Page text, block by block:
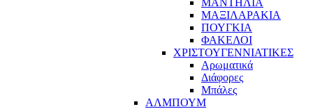
ΜΑΞΙΛΑΡΑΚΙΑ
ΠΟΥΓΚΙΑ
ΦΑΚΕΛΟΙ
ΧΡΙΣΤΟΥΓΕΝΝΙΑΤΙΚΕΣ
Αρωματικά
Διάφορες
Μπάλες
ΑΛΜΠΟΥΜ